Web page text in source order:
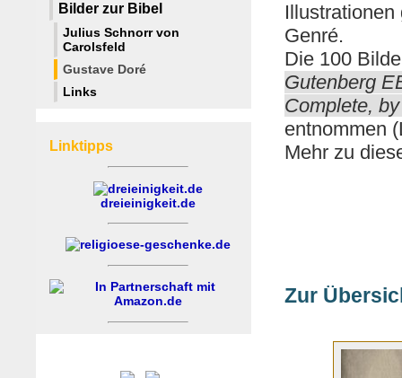
Genré.
Die 100
Gutenberg
Complete,
entnommen
Mehr zu
Zur
Bilder zur Bibel
Julius Schnorr von
Carolsfeld
Gustave Doré
Links
Linktipps
dreieinigkeit.de